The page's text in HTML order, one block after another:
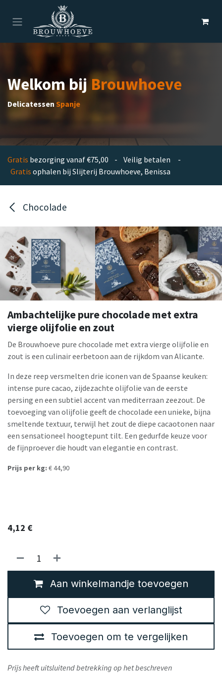
Overslaan naar inhoud
Welkom bijBrouwhoeve
Delicatessen Spanje
Gratis bezorging vanaf €75,00 - Veilig betalen -
Gratis ophalen bij Slijterij Brouwhoeve, Benissa
Chocolade
Ambachtelijke pure chocolade met extra
vierge olijfolie en zout
De Brouwhoeve pure chocolade met extra vierge olijfolie en
zout is een culinair eerbetoon aan de rijkdom van Alicante.
In deze reep versmelten drie iconen van de Spaanse keuken:
intense pure cacao, zijdezachte olijfolie van de eerste
persing en een subtiel accent van mediterraan zeezout. De
toevoeging van olijfolie geeft de chocolade een unieke, bijna
smeltende textuur, terwijl het zout de diepe cacaotonen naar
een sensationeel hoogtepunt tilt. Een gedurfde keuze voor
de fijnproever die houdt van elegantie en contrast.
Prijs per kg: € 44,90
4,12 €
Aan winkelmandje toevoegen
Toevoegen om te vergelijken
Toevoegen aan verlanglijst
Prijs heeft uitsluitend betrekking op het beschreven